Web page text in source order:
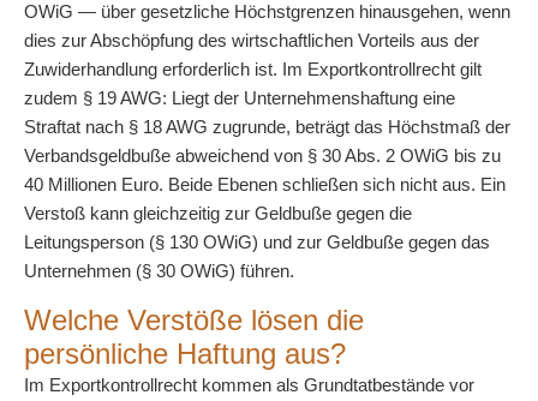
OWiG — über gesetzliche Höchstgrenzen hinausgehen, wenn
dies zur Abschöpfung des wirtschaftlichen Vorteils aus der
Zuwiderhandlung erforderlich ist. Im Exportkontrollrecht gilt
zudem § 19 AWG: Liegt der Unternehmenshaftung eine
Straftat nach § 18 AWG zugrunde, beträgt das Höchstmaß der
Verbandsgeldbuße abweichend von § 30 Abs. 2 OWiG bis zu
40 Millionen Euro. Beide Ebenen schließen sich nicht aus. Ein
Verstoß kann gleichzeitig zur Geldbuße gegen die
Leitungsperson (§ 130 OWiG) und zur Geldbuße gegen das
Unternehmen (§ 30 OWiG) führen.
Welche Verstöße lösen die
persönliche Haftung aus?
Im Exportkontrollrecht kommen als Grundtatbestände vor